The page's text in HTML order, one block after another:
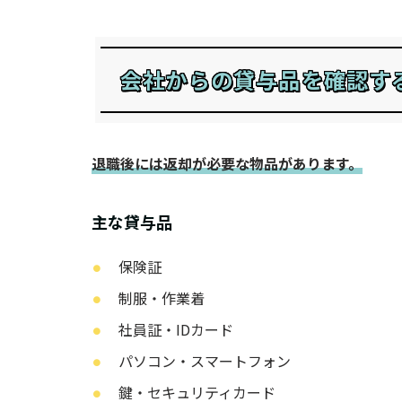
会社からの貸与品を確認す
退職後には返却が必要な物品があります。
主な貸与品
保険証
制服・作業着
社員証・IDカード
パソコン・スマートフォン
鍵・セキュリティカード